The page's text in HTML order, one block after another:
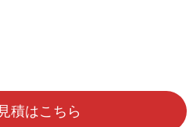
積はこちら